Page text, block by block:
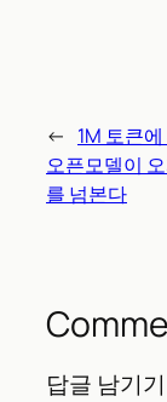
← 1M 토큰
오픈모델이
를 넘본다
답글 남기기